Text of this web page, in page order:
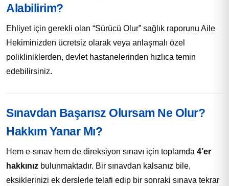
Alabilirim?
Ehliyet için gerekli olan “Sürücü Olur” sağlık raporunu Aile
Hekiminizden ücretsiz olarak veya anlaşmalı özel
polikliniklerden, devlet hastanelerinden hızlıca temin
edebilirsiniz.
Sınavdan Başarısz Olursam Ne Olur?
Hakkım Yanar Mı?
Hem e-sınav hem de direksiyon sınavı için toplamda 4’er
hakkınız bulunmaktadır. Bir sınavdan kalsanız bile,
eksiklerinizi ek derslerle telafi edip bir sonraki sınava tekrar